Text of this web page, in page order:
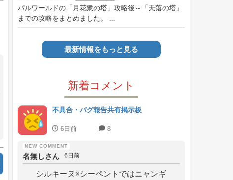
パルワールドの「月花衆の塔」攻略後～「天落の塔」
までの攻略をまとめました。 ...
最新情報をもっと見る
新着コメント
不具合・バグ報告共有掲示板
6日前 8
名無しさん 6日前
シルキーヌ×シーペントではニャンギ